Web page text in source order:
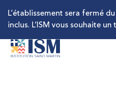
L’établissement sera fermé
inclus. L’ISM vous souhaite un